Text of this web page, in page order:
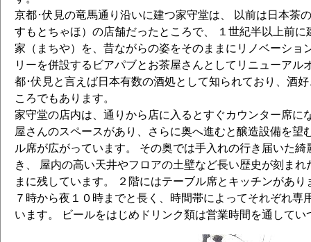
京都･伏見の竜馬通り沿いに建つ家守堂は、 以前は日本茶
すもとちゃほ）の店舗だったところで、 １世紀半以上前に
家（まちや）を、昔ながらの姿をそのままにリノベーショ
リーを併設するビアパブとお茶屋さんとしてリニューアル
都･伏見と言えば日本有数の酒処として知られており、酒
ころでもあります。
家守堂の店内は、通りから店に入るとすぐカウンター席に
屋さんのスペースがあり、さらに奥へ進むと醸造設備を望
ル席が広がっています。 その奥では手入れの行き届いた
き、 屋内の高い天井やフロアの土壁など長い歴史が刻ま
まに残しています。 ２階にはテーブル席とキッチンがあ
７時から夜１０時までと長く、時間帯によってそれぞれ専
います。 ビールをはじめドリンク類は営業時間を通してい